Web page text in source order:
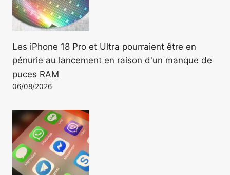
Les iPhone 18 Pro et Ultra pourraient être en
pénurie au lancement en raison d'un manque de
puces RAM
06/08/2026